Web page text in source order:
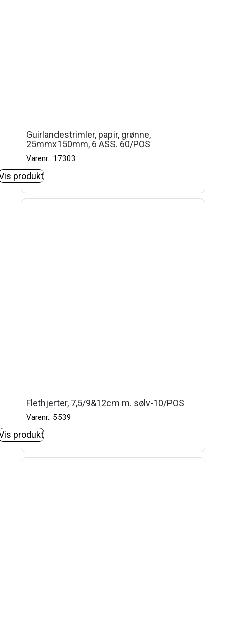
Guirlandestrimler, papir, grønne,
25mmx150mm, 6 ASS. 60/POS
Varenr.: 17303
produkt
Flethjerter, 7,5/9&12cm m. sølv-10/POS
Varenr.: 5539
produkt